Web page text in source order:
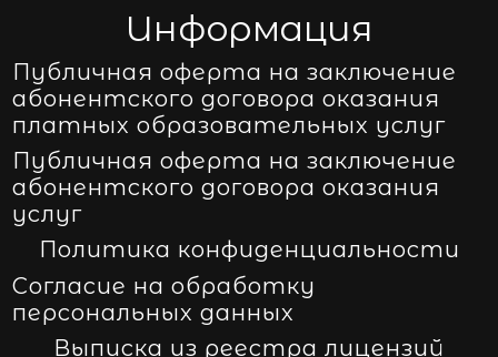
Информация
Публичная оферта на заключение
абонентского договора оказания
платных образовательных услуг
Публичная оферта на заключение
абонентского договора оказания
услуг
Политика конфиденциальности
Согласие на обработку
персональных данных
Выписка из реестра лицензий